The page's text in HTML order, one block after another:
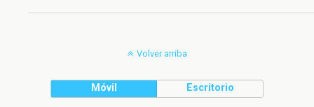
Volver arriba
Móvil Escritorio